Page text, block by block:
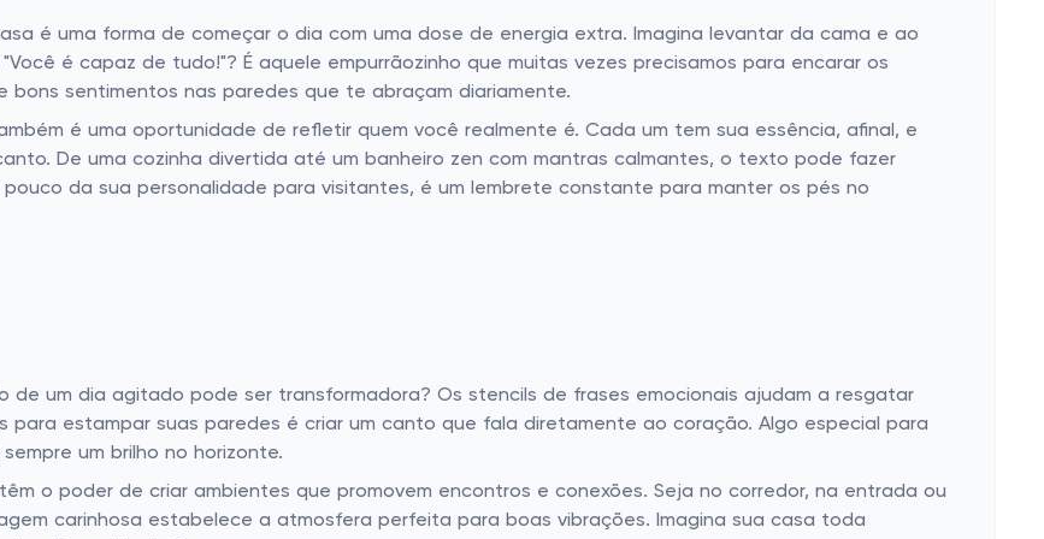
é uma forma de começar o dia com uma dose de energia extra. Imagina levantar da cama e ao
é capaz de tudo!"? É aquele empurrãozinho que muitas vezes precisamos para encarar os
bons sentimentos nas paredes que te abraçam diariamente.
é uma oportunidade de refletir quem você realmente é. Cada um tem sua essência, afinal, e
De uma cozinha divertida até um banheiro zen com mantras calmantes, o texto pode fazer
pouco da sua personalidade para visitantes, é um lembrete constante para manter os pés no
de um dia agitado pode ser transformadora? Os stencils de frases emocionais ajudam a resgatar
para estampar suas paredes é criar um canto que fala diretamente ao coração. Algo especial para
um brilho no horizonte.
o poder de criar ambientes que promovem encontros e conexões. Seja no corredor, na entrada ou
carinhosa estabelece a atmosfera perfeita para boas vibrações. Imagina sua casa toda